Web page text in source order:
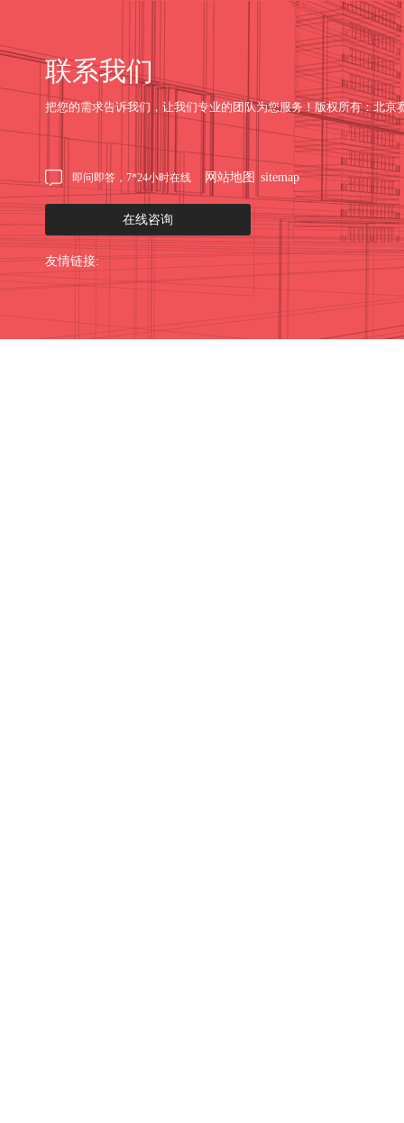
联系我们
把您的需求告诉我们，让我们专业的团队为您服务！版权所有：北京
即问即答，7*24小时在线 网站地图 sitemap
在线咨询
友情链接: